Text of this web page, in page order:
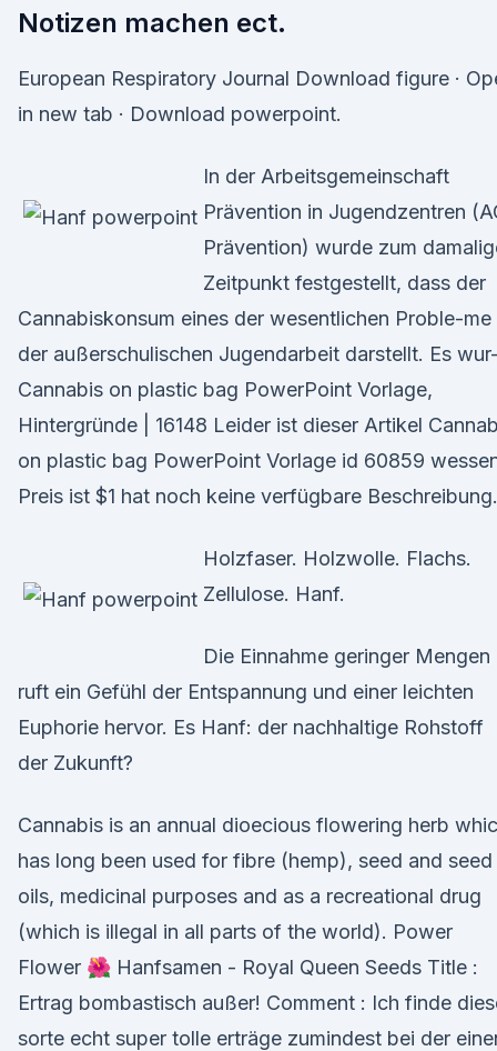
Notizen machen ect.
European Respiratory Journal Download figure ·
in new tab · Download powerpoint.
In der Arbeitsgemeinschaft
Prävention in Jugendzentren
Prävention) wurde zum
Zeitpunkt festgestellt, dass der
Cannabiskonsum eines der wesentlichen Proble-me
der außerschulischen Jugendarbeit darstellt. Es wur-
Cannabis on plastic bag PowerPoint Vorlage,
Hintergründe | 16148 Leider ist dieser Artikel
on plastic bag PowerPoint Vorlage id 60859
Preis ist $1 hat noch keine verfügbare Beschreibung.
Holzfaser. Holzwolle. Flachs.
Zellulose. Hanf.
Die Einnahme geringer Mengen
ruft ein Gefühl der Entspannung und einer leichten
Euphorie hervor. Es Hanf: der nachhaltige Rohstoff
der Zukunft?
Cannabis is an annual dioecious flowering herb
has long been used for fibre (hemp), seed and seed
oils, medicinal purposes and as a recreational drug
(which is illegal in all parts of the world). Power
Flower 🌺 Hanfsamen - Royal Queen Seeds Title :
Ertrag bombastisch außer! Comment : Ich finde
sorte echt super tolle erträge zumindest bei der